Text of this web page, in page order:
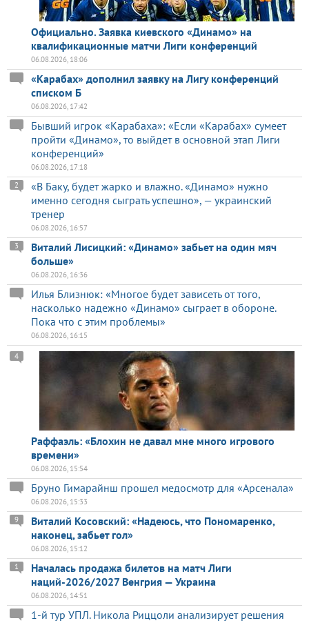
Официально. Заявка киевского «Динамо» на
квалификационные матчи Лиги конференций
06.08.2026, 18:06
«Карабах» дополнил заявку на Лигу конференций
списком Б
06.08.2026, 17:42
Бывший игрок «Карабаха»: «Если «Карабах» сумеет
пройти «Динамо», то выйдет в основной этап Лиги
конференций»
06.08.2026, 17:18
«В Баку, будет жарко и влажно. «Динамо» нужно
именно сегодня сыграть успешно», — украинский
тренер
2
06.08.2026, 16:57
Виталий Лисицкий: «Динамо» забьет на один мяч
больше»
3
06.08.2026, 16:36
Илья Близнюк: «Многое будет зависеть от того,
насколько надежно «Динамо» сыграет в обороне.
Пока что с этим проблемы»
06.08.2026, 16:15
Раффаэль: «Блохин не давал мне много игрового
времени»
4
06.08.2026, 15:54
Бруно Гимарайнш прошел медосмотр для «Арсенала»
06.08.2026, 15:33
Виталий Косовский: «Надеюсь, что Пономаренко,
наконец, забьет гол»
9
06.08.2026, 15:12
Началась продажа билетов на матч Лиги
наций-2026/2027 Венгрия — Украина
1
06.08.2026, 14:51
1-й тур УПЛ. Никола Риццоли анализирует решения